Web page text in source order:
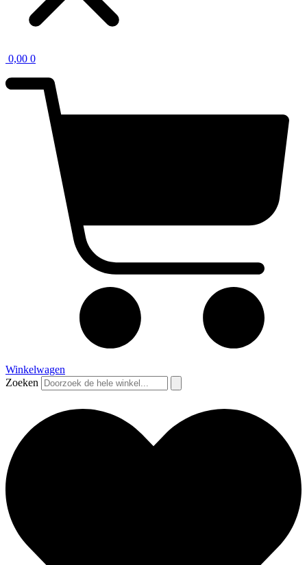
0,00 0
Winkelwagen
Zoeken